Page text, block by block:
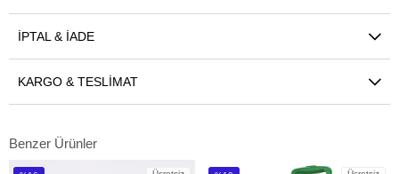
İPTAL & İADE
KARGO & TESLIMAT
Benzer Ürünler